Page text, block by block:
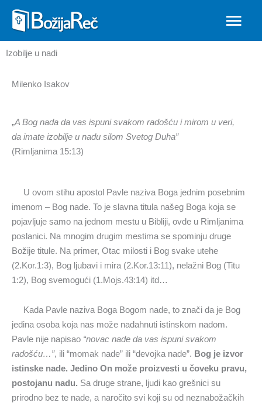
Izobilje u nadi
Milenko Isakov
„A Bog nada da vas ispuni svakom radošću i mirom u veri,
da imate izobilje u nadu silom Svetog Duha”
(Rimljanima 15:13)
U ovom stihu apostol Pavle naziva Boga jednim posebnim
imenom – Bog nade. To je slavna titula našeg Boga koja se
pojavljuje samo na jednom mestu u Bibliji, ovde u Rimljanima
poslanici. Na mnogim drugim mestima se spominju druge
Božije titule. Na primer, Otac milosti i Bog svake utehe
(2.Kor.1:3), Bog ljubavi i mira (2.Kor.13:11), nelažni Bog (Titu
1:2), Bog svemogući (1.Mojs.43:14) itd…
Kada Pavle naziva Boga Bogom nade, to znači da je Bog
jedina osoba koja nas može nadahnuti istinskom nadom.
Pavle nije napisao “novac nade da vas ispuni svakom
radošću…”, ili “momak nade” ili “devojka nade”. Bog je izvor
istinske nade. Jedino On može proizvesti u čoveku pravu,
postojanu nadu. Sa druge strane, ljudi kao grešnici su
prirodno bez te nade, a naročito svi koji su od neznabožačkih